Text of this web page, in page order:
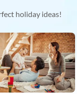
holiday ideas!